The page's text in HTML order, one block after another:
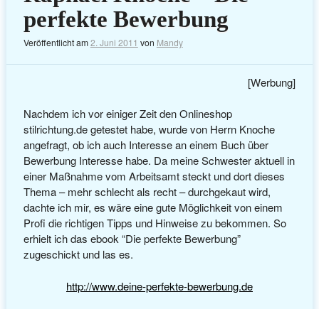
perfekte Bewerbung
Veröffentlicht am2. Juni 2011 von Mandy
[Werbung]
Nachdem ich vor einiger Zeit den Onlineshop
stilrichtung.de getestet habe, wurde von Herrn Knoche
angefragt, ob ich auch Interesse an einem Buch über
Bewerbung Interesse habe. Da meine Schwester aktuell in
einer Maßnahme vom Arbeitsamt steckt und dort dieses
Thema – mehr schlecht als recht – durchgekaut wird,
dachte ich mir, es wäre eine gute Möglichkeit von einem
Profi die richtigen Tipps und Hinweise zu bekommen. So
erhielt ich das ebook “Die perfekte Bewerbung”
zugeschickt und las es.
http://www.deine-perfekte-bewerbung.de